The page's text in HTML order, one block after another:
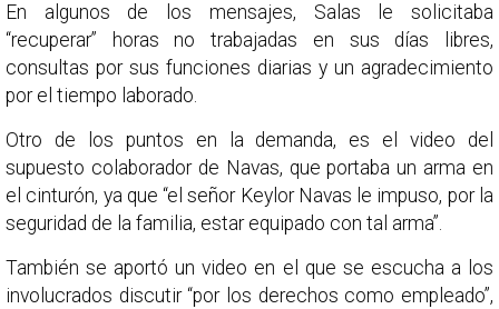
En algunos de los mensajes, Salas le solicitaba
“recuperar” horas no trabajadas en sus días libres,
consultas por sus funciones diarias y un agradecimiento
por el tiempo laborado.
Otro de los puntos en la demanda, es el video del
supuesto colaborador de Navas, que portaba un arma en
el cinturón, ya que “el señor Keylor Navas le impuso, por la
seguridad de la familia, estar equipado con tal arma”.
También se aportó un video en el que se escucha a los
involucrados discutir “por los derechos como empleado”,